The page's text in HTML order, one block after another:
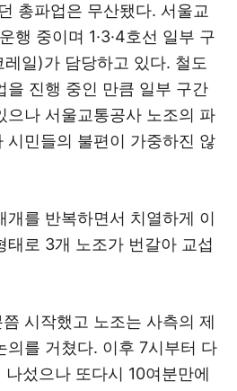
총파업은 무산됐다. 서울교
행 중이며 1·3·4호선 일부 구
일)가 담당하고 있다. 철도
을 진행 중인 만큼 일부 구간
으나 서울교통공사 노조의 파
시민들의 불편이 가중하진 않
개를 반복하면서 치열하게 이
태로 3개 노조가 번갈아 교섭
시작했고 노조는 사측의 제
의를 거쳤다. 이후 7시부터 다
섰으나 또다시 10여분만에